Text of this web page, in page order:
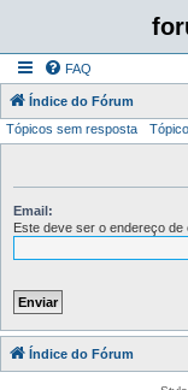
FAQ
Índice do Fórum
Tópicos sem resposta
Email:
Este deve ser o endereço de
Índice do Fórum